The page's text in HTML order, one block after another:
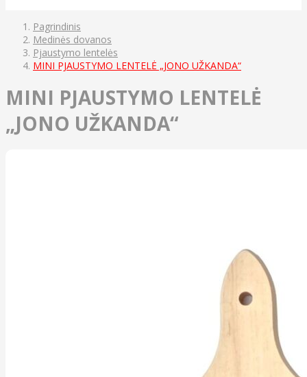
Pagrindinis
Medinės dovanos
Pjaustymo lentelės
MINI PJAUSTYMO LENTELĖ „JONO UŽKANDA“
MINI PJAUSTYMO LENTELĖ
„JONO UŽKANDA“